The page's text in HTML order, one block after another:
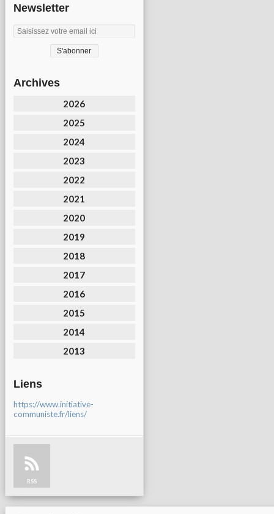
Newsletter
Archives
2026
2025
2024
2023
2022
2021
2020
2019
2018
2017
2016
2015
2014
2013
Liens
https://www.initiative-
communiste.fr/liens/
RSS